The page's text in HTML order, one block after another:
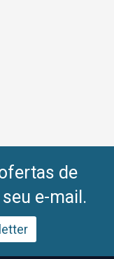
de
e-mail.